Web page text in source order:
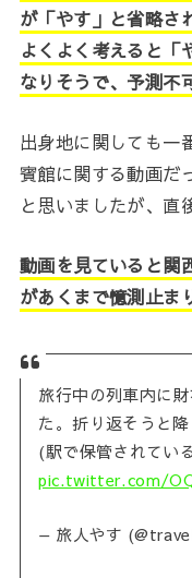
が「やす」と省略さ
よくよく考えると「
なりそうで、予測不
出身地に関しても一
賓館に関する動画だ
と思いましたが、直
動画を見ていると関
があくまで憶測止ま
旅行中の列車内に
た。折り返そうと
(駅で保管されてい
pic.twitter.com/
— 旅人やす